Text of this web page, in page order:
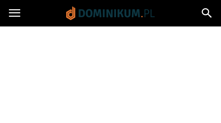
Dominikum.pl